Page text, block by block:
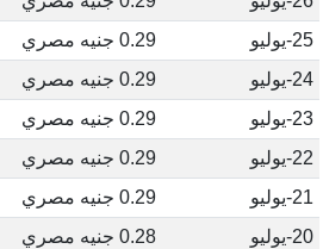
25-يوليو
0.29 جنيه مصري
24-يوليو
0.29 جنيه مصري
23-يوليو
0.29 جنيه مصري
22-يوليو
0.29 جنيه مصري
21-يوليو
0.29 جنيه مصري
20-يوليو
0.28 جنيه مصري